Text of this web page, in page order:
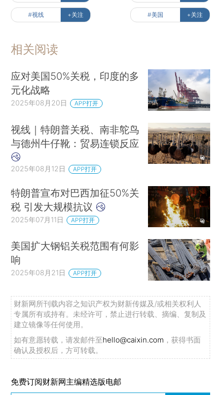
#视线 +关注 #美国 +关注
相关阅读
应对美国50%关税，印度的多
元化战略
2025年08月20日 APP打开
视线｜特朗普关税、南非鸵鸟
与德州牛仔靴：贸易连锁反应
2025年08月12日 APP打开
特朗普宣布对巴西加征50%关
税 引发大规模抗议
2025年07月11日 APP打开
美国扩大钢铝关税范围有何影
响
2025年08月21日 APP打开
财新网所刊载内容之知识产权为财新传媒及/或相关权利人
专属所有或持有。未经许可，禁止进行转载、摘编、复制及
建立镜像等任何使用。
如有意愿转载，请发邮件至hello@caixin.com ，获得书面
确认及授权后，方可转载。
免费订阅财新网主编精选版电邮